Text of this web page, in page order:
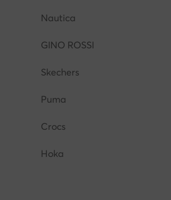
Nautica
GINO ROSSI
Skechers
Puma
Crocs
Hoka